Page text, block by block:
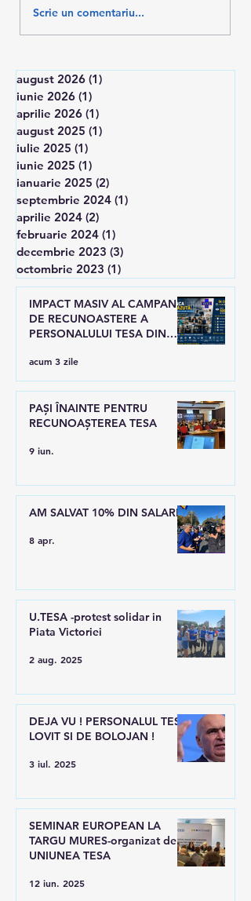
PAȘI ÎNAINTE PENTRU
Scrie un comentariu...
august 2026 (1)
iunie 2026 (1)
aprilie 2026 (1)
august 2025 (1)
iulie 2025 (1)
iunie 2025 (1)
ianuarie 2025 (2)
septembrie 2024 (1)
aprilie 2024 (2)
februarie 2024 (1)
decembrie 2023 (3)
octombrie 2023 (1)
IMPACT MASIV AL CAMPANIEI
DE RECUNOASTERE A
PERSONALULUI TESA DIN
acum 3 zile
PAȘI ÎNAINTE PENTRU
RECUNOAȘTEREA TESA
9 iun.
AM SALVAT 10% DIN SALARII
8 apr.
U.TESA -protest solidar in
Piata Victoriei
2 aug. 2025
DEJA VU ! PERSONALUL TESA
LOVIT SI DE BOLOJAN !
3 iul. 2025
SEMINAR EUROPEAN LA
TARGU MURES-organizat de
UNIUNEA TESA
12 iun. 2025